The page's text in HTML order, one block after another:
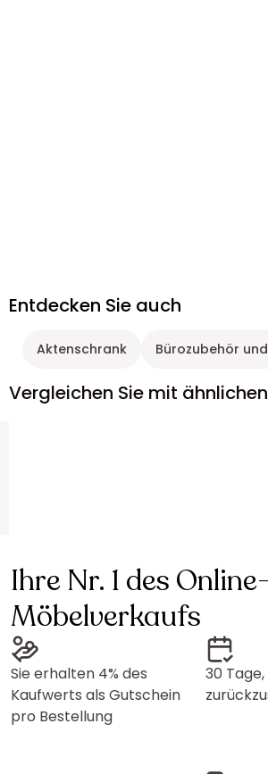
Entdecken Sie auch
Aktenschrank Bürozubehör
Vergleichen Sie mit
Ihre Nr. 1 des Online-
Möbelverkaufs
Sie erhalten 4% des
Kaufwerts als Gutschein
pro Bestellung
30